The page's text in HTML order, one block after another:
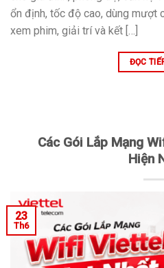
ổn định, tốc độ cao, dùng mượt
xem phim, giải trí và kết […]
ĐỌC
Các Gói Lắp Mạng
Hiện
23
Th6